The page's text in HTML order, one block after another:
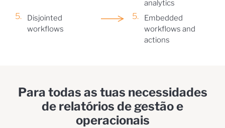
analytics
Disjointed
workflows
Embedded
workflows and
actions
Para todas as tuas necessidades
de relatórios de gestão e
operacionais